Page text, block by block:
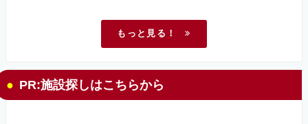
もっと見る！
PR:施設探しはこちらから